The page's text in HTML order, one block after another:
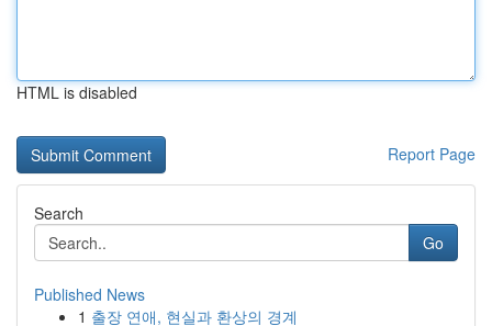
HTML is disabled
Report Page
Search
Go
Published News
1 출장 연애, 현실과 환상의 경계